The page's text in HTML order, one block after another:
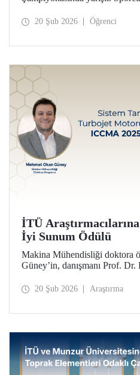
200 metrede gümüş
20 Şub 2026 Öğrenci
İTÜ
İyi Sunum Ödülü
Makina Mühendisliği doktora
Güney’in, danışmanı Prof.
konferansında sunduğu bildiri,
20 Şub 2026 Araştırma